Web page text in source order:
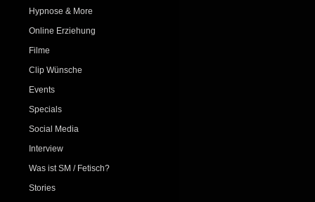
Hypnose & More
Online Erziehung
Filme
Clip Wünsche
Events
Specials
Social Media
Interview
Was ist SM / Fetisch?
Stories